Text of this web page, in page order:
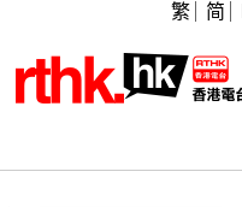
繁 简